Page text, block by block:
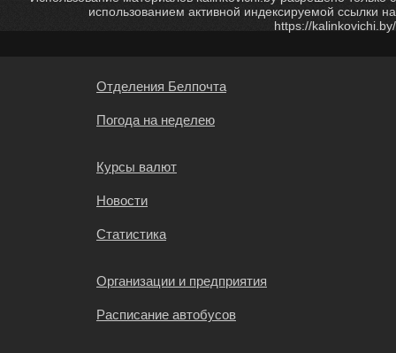
использованием активной индексируемой ссылки на
https://kalinkovichi.by/
Отделения Белпочта
Погода на неделею
Курсы валют
Новости
Статистика
Организации и предприятия
Расписание автобусов